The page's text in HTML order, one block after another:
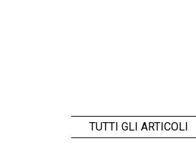
TUTTI GLI ARTICOLI